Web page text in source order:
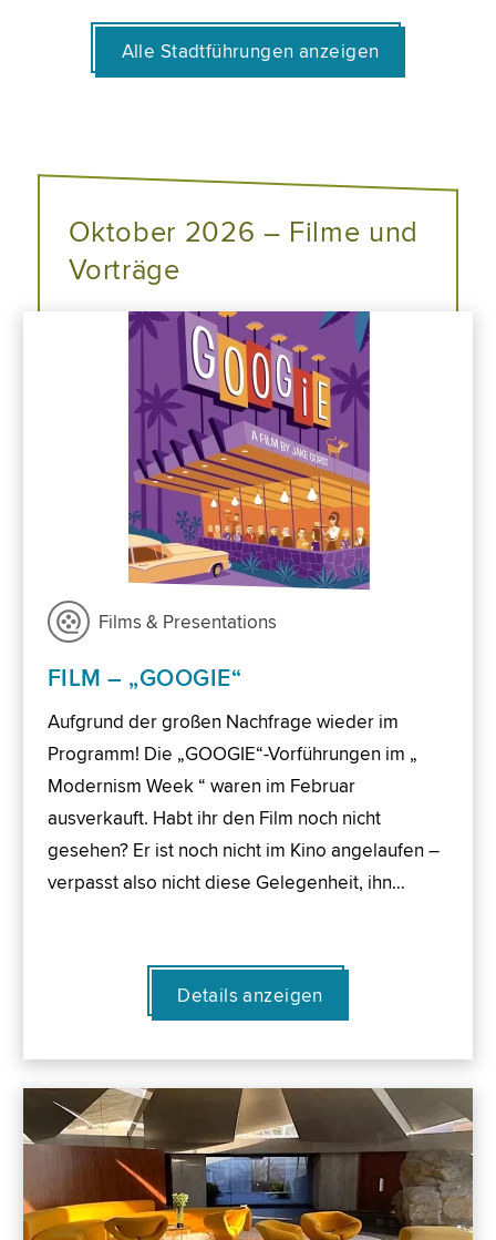
Alle Stadtführungen anzeigen
Oktober 2026 – Filme und
Vorträge
Films & Presentations
FILM – „GOOGIE“
Aufgrund der großen Nachfrage wieder im
Programm! Die „GOOGIE“-Vorführungen im „
Modernism Week “ waren im Februar
ausverkauft. Habt ihr den Film noch nicht
gesehen? Er ist noch nicht im Kino angelaufen –
verpasst also nicht diese Gelegenheit, ihn…
Details anzeigen